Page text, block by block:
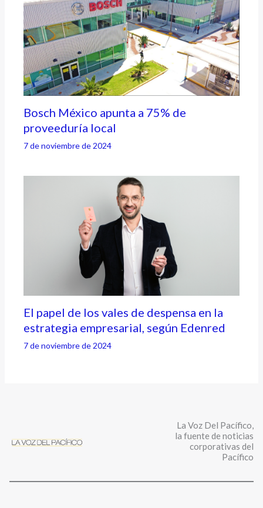
Bosch México apunta a 75% de
proveeduría local
7 de noviembre de 2024
El papel de los vales de despensa en la
estrategia empresarial, según Edenred
7 de noviembre de 2024
La Voz Del Pacífico,
la fuente de noticias
corporativas del
Pacífico